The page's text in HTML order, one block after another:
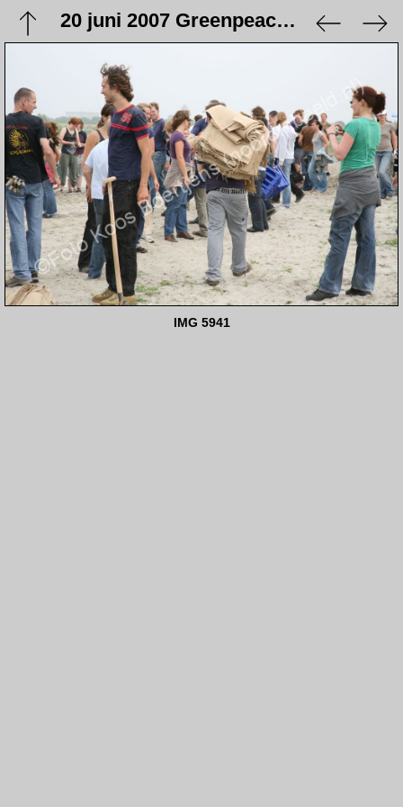
20 juni 2007 Greenpeace demontreert tegen bouw energiecentrales
IMG 5941